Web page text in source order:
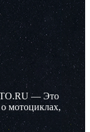
— Это
мотоциклах,